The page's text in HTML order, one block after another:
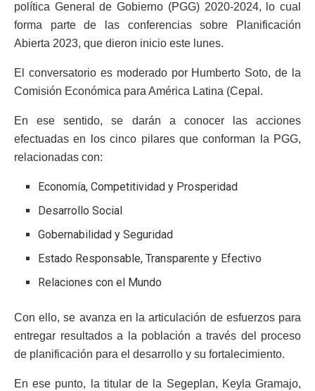
política General de Gobierno (PGG) 2020-2024, lo cual
forma parte de las conferencias sobre Planificación
Abierta 2023, que dieron inicio este lunes.
El conversatorio es moderado por Humberto Soto, de la
Comisión Económica para América Latina (Cepal.
En ese sentido, se darán a conocer las acciones
efectuadas en los cinco pilares que conforman la PGG,
relacionadas con:
Economía, Competitividad y Prosperidad
Desarrollo Social
Gobernabilidad y Seguridad
Estado Responsable, Transparente y Efectivo
Relaciones con el Mundo
Con ello, se avanza en la articulación de esfuerzos para
entregar resultados a la población a través del proceso
de planificación para el desarrollo y su fortalecimiento.
En ese punto, la titular de la Segeplan, Keyla Gramajo,